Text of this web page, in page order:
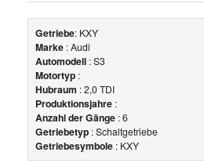
Getriebe: KXY
Marke : Audi
Automodell : S3
Motortyp :
Hubraum : 2,0 TDI
Produktionsjahre :
Anzahl der Gänge : 6
Getriebetyp : Schaltgetriebe
Getriebesymbole : KXY